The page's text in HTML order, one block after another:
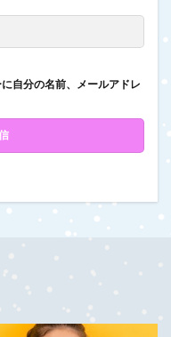
自分の名前、メールアドレ